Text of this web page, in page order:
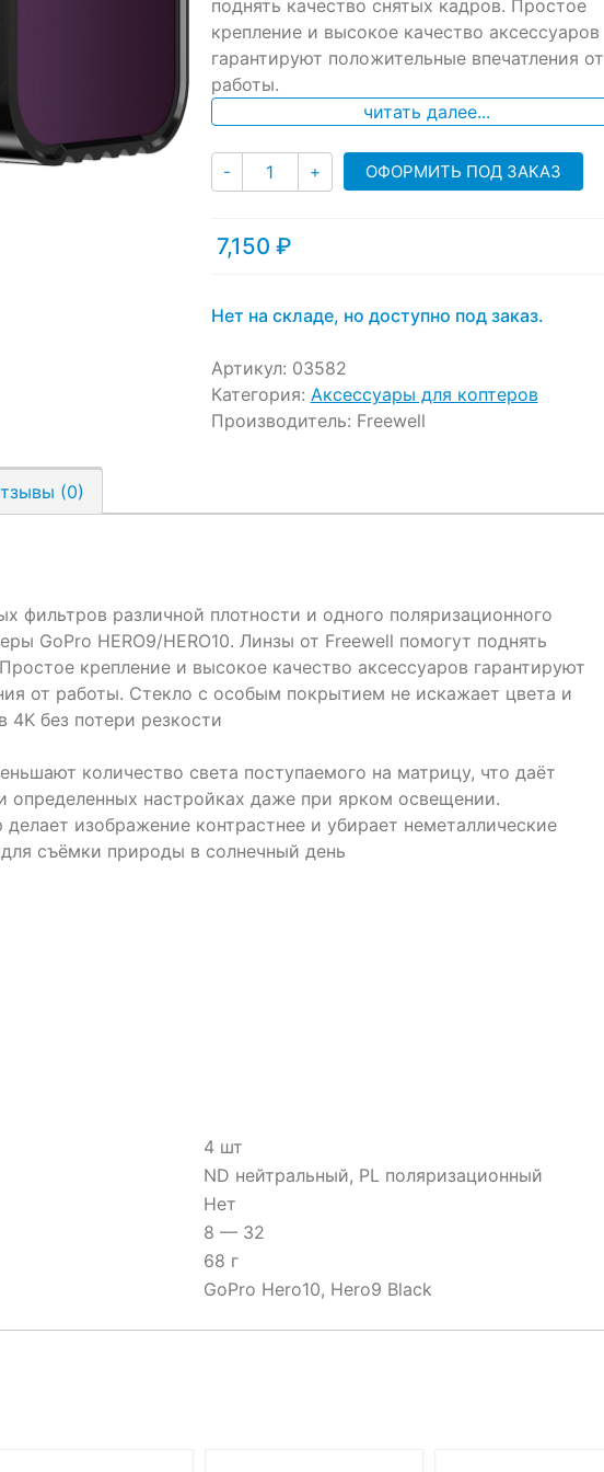
поднять качество снятых кадров. Простое
крепление и высокое качество аксессуаров
гарантируют положительные впечатления от
работы.
читать далее...
- Количество
+ ОФОРМИТЬ ПОД ЗАКАЗ
7,150 ₽
Нет на складе, но доступно под заказ.
Артикул: 03582
Категория: Аксессуары для коптеров
Производитель: Freewell
(0)
фильтров различной плотности и одного поляризационного
GoPro HERO9/HERO10. Линзы от Freewell помогут поднять
крепление и высокое качество аксессуаров гарантируют
от работы. Стекло с особым покрытием не искажает цвета и
4K без потери резкости
количество света поступаемого на матрицу, что даёт
определенных настройках даже при ярком освещении.
изображение контрастнее и убирает неметаллические
съёмки природы в солнечный день
4 шт
ND нейтральный, PL поляризационный
Нет
8 — 32
68 г
GoPro Hero10, Hero9 Black